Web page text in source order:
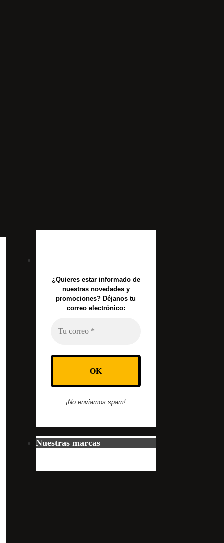
¿Quieres estar informado de
nuestras novedades y
promociones? Déjanos tu
correo electrónico:
¡No enviamos spam!
Nuestras marcas